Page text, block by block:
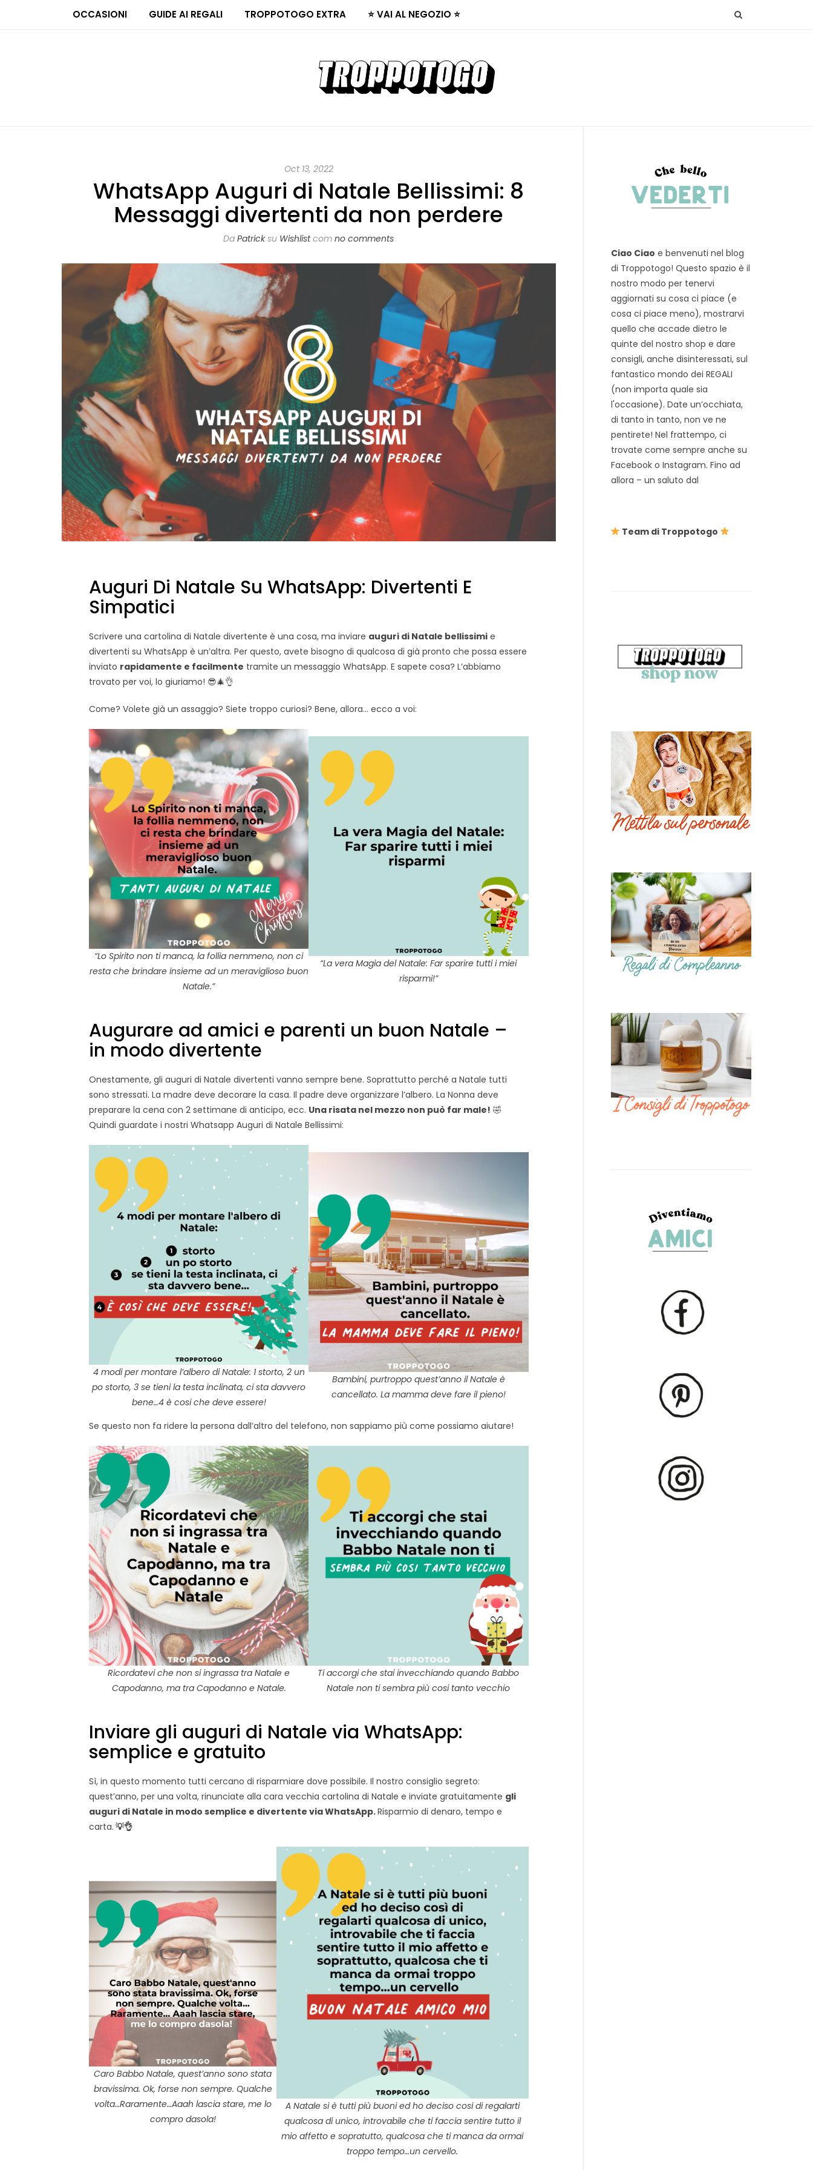
OCCASIONI GUIDE AI REGALI TROPPOTOGO EXTRA ⭐ VAI AL NEGOZIO ⭐
Oct 13, 2022
WhatsApp Auguri di Natale Bellissimi: 8
Messaggi divertenti da non perdere
DaPatricksu Wishlistcomno comments
Auguri Di Natale Su WhatsApp: Divertenti E
Simpatici
Scrivere una cartolina di Natale divertente è una cosa, ma inviare auguri di Natale bellissimi e
divertenti su WhatsApp è un’altra. Per questo, avete bisogno di qualcosa di già pronto che possa essere
inviato rapidamente e facilmente tramite un messaggio WhatsApp. E sapete cosa? L’abbiamo
trovato per voi, lo giuriamo! 😎🎄👌
Come? Volete già un assaggio? Siete troppo curiosi? Bene, allora… ecco a voi:
“Lo Spirito non ti manca, la follia nemmeno, non ci
resta che brindare insieme ad un meraviglioso buon
Natale.”
“La vera Magia del Natale: Far sparire tutti i miei
risparmi!”
Augurare ad amici e parenti un buon Natale –
in modo divertente
Onestamente, gli auguri di Natale divertenti vanno sempre bene. Soprattutto perché a Natale tutti
sono stressati. La madre deve decorare la casa. Il padre deve organizzare l’albero. La Nonna deve
preparare la cena con 2 settimane di anticipo, ecc. Una risata nel mezzo non può far male! 🤣
Quindi guardate i nostri Whatsapp Auguri di Natale Bellissimi:
4 modi per montare l’albero di Natale: 1 storto, 2 un
po storto, 3 se tieni la testa inclinata, ci sta davvero
bene…4 è cosi che deve essere!
Bambini, purtroppo quest’anno il Natale è
cancellato. La mamma deve fare il pieno!
Se questo non fa ridere la persona dall’altro del telefono, non sappiamo più come possiamo aiutare!
Ricordatevi che non si ingrassa tra Natale e
Capodanno, ma tra Capodanno e Natale.
Ti accorgi che stai invecchiando quando Babbo
Natale non ti sembra più cosi tanto vecchio
Inviare gli auguri di Natale via WhatsApp:
semplice e gratuito
Sì, in questo momento tutti cercano di risparmiare dove possibile. Il nostro consiglio segreto:
quest’anno, per una volta, rinunciate alla cara vecchia cartolina di Natale e inviate gratuitamente gli
auguri di Natale in modo semplice e divertente via WhatsApp.Risparmio di denaro, tempo e
carta. 💡👌
Caro Babbo Natale, quest’anno sono stata
bravissima. Ok, forse non sempre. Qualche
volta…Raramente…Aaah lascia stare, me lo
compro dasola!
A Natale si è tutti più buoni ed ho deciso cosi di regalarti
qualcosa di unico, introvabile che ti faccia sentire tutto il
mio affetto e sopratutto, qualcosa che ti manca da ormai
troppo tempo…un cervello.
Ciao Ciao e benvenuti nel blog
di Troppotogo! Questo spazio è il
nostro modo per tenervi
aggiornati su cosa ci piace (e
cosa ci piace meno), mostrarvi
quello che accade dietro le
quinte del nostro shop e dare
consigli, anche disinteressati, sul
fantastico mondo dei REGALI
(non importa quale sia
l'occasione). Date un’occhiata,
di tanto in tanto, non ve ne
pentirete! Nel frattempo, ci
trovate come sempre anche su
Facebook o Instagram. Fino ad
allora – un saluto dal
Team di Troppotogo